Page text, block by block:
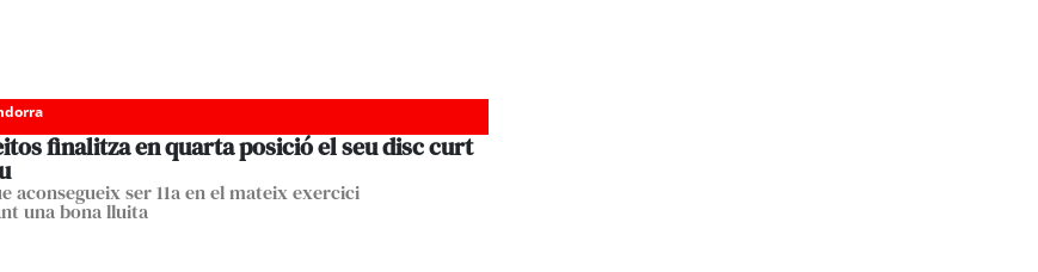
finalitza en quarta posició el seu disc curt
aconsegueix ser 11a en el mateix exercici
una bona lluita